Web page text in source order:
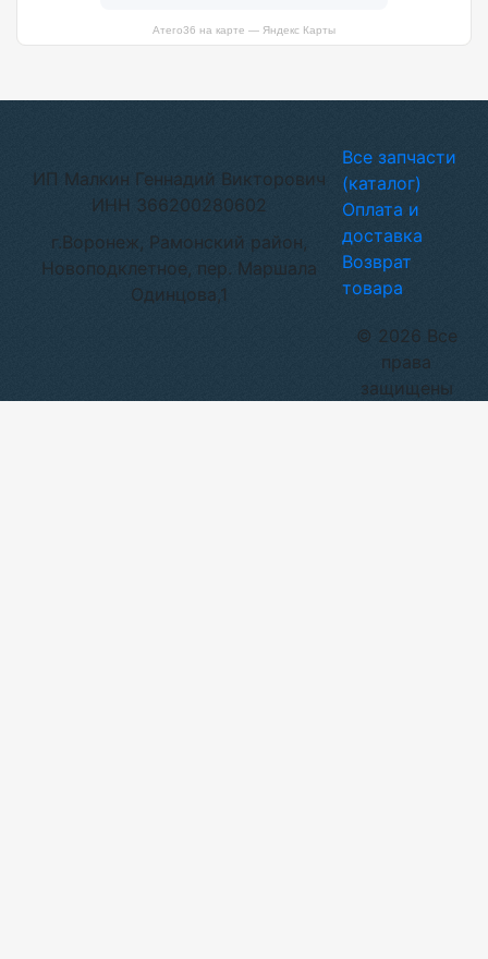
Атего36 на карте — Яндекс Карты
ИП Малкин Геннадий Викторович
ИНН 366200280602
г.Воронеж, Рамонский район,
Новоподклетное, пер. Маршала
Одинцова,1
© 2026 Все
права
защищены
Все запчасти
(каталог)
Оплата и
доставка
Возврат
товара